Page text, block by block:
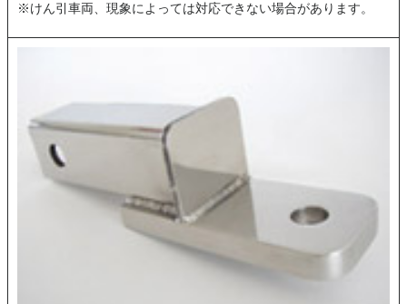
※けん引車両、現象によっては対応できない場合があります。